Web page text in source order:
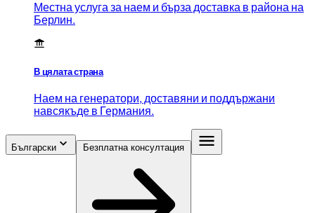
Местна услуга за наем и бърза доставка в района на
Берлин.
В цялата страна
Наем на генератори, доставяни и поддържани
навсякъде в Германия.
Български